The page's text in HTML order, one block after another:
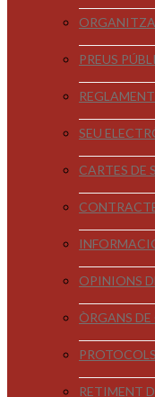
PREUS
SEU
CARTES DE
OPINIONS
ÒRGANS
PROTOCOLS
RETIMENT